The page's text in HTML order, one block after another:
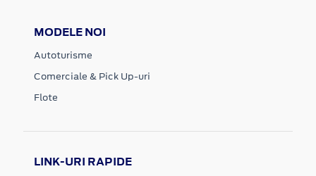
MODELE NOI
Autoturisme
Comerciale & Pick Up-uri
Flote
LINK-URI RAPIDE